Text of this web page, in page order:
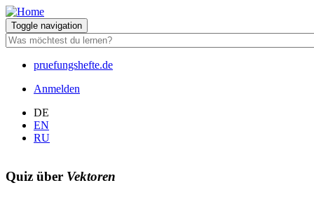
Direkt
zum
Inhalt
Toggle navigation
Hauptnavigation
pruefungshefte.de
Benutzermenü
Anmelden
DE
EN
RU
Quiz über Vektoren